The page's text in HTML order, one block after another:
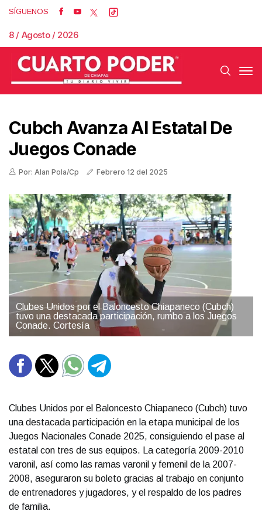
SÍGUENOS
8 / Agosto / 2026
Cubch Avanza Al Estatal De
Juegos Conade
Por: Alan Pola/Cp Febrero 12 del 2025
Clubes Unidos por el Baloncesto Chiapaneco (Cubch)
tuvo una destacada participación, rumbo a los Juegos
Conade. Cortesía
Clubes Unidos por el Baloncesto Chiapaneco (Cubch) tuvo
una destacada participación en la etapa municipal de los
Juegos Nacionales Conade 2025, consiguiendo el pase al
estatal con tres de sus equipos. La categoría 2009-2010
varonil, así como las ramas varonil y femenil de la 2007-
2008, aseguraron su boleto gracias al trabajo en conjunto
de entrenadores y jugadores, y el respaldo de los padres
de familia.